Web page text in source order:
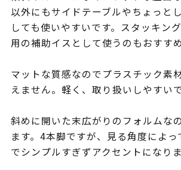
以外にもサイドテーブルやちょっと
しても使いやすいです。スタッキン
用の補助イスとして使うのもおすすめ
マットな質感なのでプラスチック素
えません。軽く、取り扱いしやすいで
斜めに開いた末広がりのフォルムな
ます。4本脚ですが、見る角度によ
でシンプルすぎずアクセントになりま